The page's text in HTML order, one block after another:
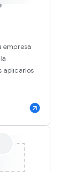
empresa
aplicarlos